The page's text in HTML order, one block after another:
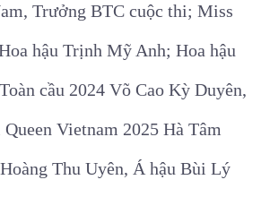
Trưởng BTC cuộc thi; Miss
hậu Trịnh Mỹ Anh; Hoa hậu
cầu 2024 Võ Cao Kỳ Duyên,
Vietnam 2025 Hà Tâm
Thu Uyên, Á hậu Bùi Lý